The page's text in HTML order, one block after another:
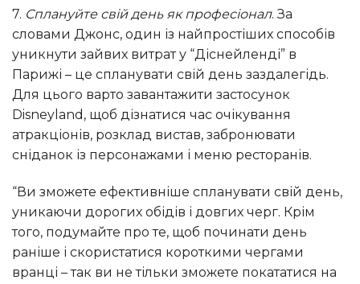
Сплануйте свій день як професіонал. За
словами Джонс, один із найпростіших способів
уникнути зайвих витрат у “Діснейленді” в
Парижі – це спланувати свій день заздалегідь.
Для цього варто завантажити застосунок
Disneyland, щоб дізнатися час очікування
атракціонів, розклад вистав, забронювати
сніданок із персонажами і меню ресторанів.
“Ви зможете ефективніше спланувати свій день,
уникаючи дорогих обідів і довгих черг. Крім
того, подумайте про те, щоб починати день
раніше і скористатися короткими чергами
вранці – так ви не тільки зможете покататися на